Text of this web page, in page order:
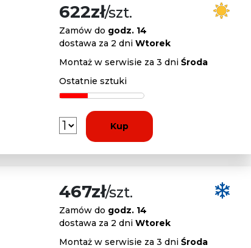
622zł/szt.
Zamów do godz. 14
dostawa za 2 dni Wtorek
Montaż w serwisie za 3 dni Środa
Ostatnie sztuki
Kup
467zł/szt.
Zamów do godz. 14
dostawa za 2 dni Wtorek
Montaż w serwisie za 3 dni Środa